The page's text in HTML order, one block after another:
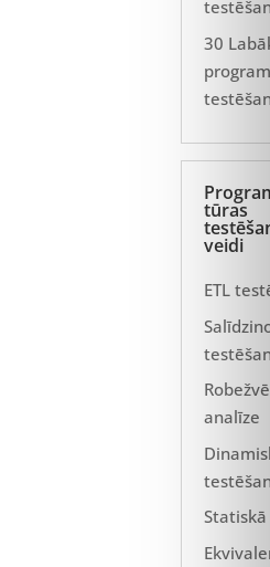
30
tūras
veidi
ETL
analīze
Statiskā